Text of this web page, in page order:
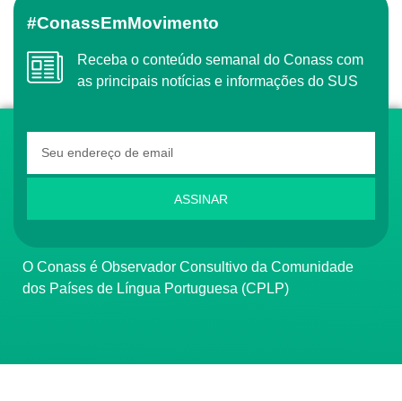
#ConassEmMovimento
Receba o conteúdo semanal do Conass com
as principais notícias e informações do SUS
ASSINAR
O Conass é Observador Consultivo da Comunidade
dos Países de Língua Portuguesa (CPLP)